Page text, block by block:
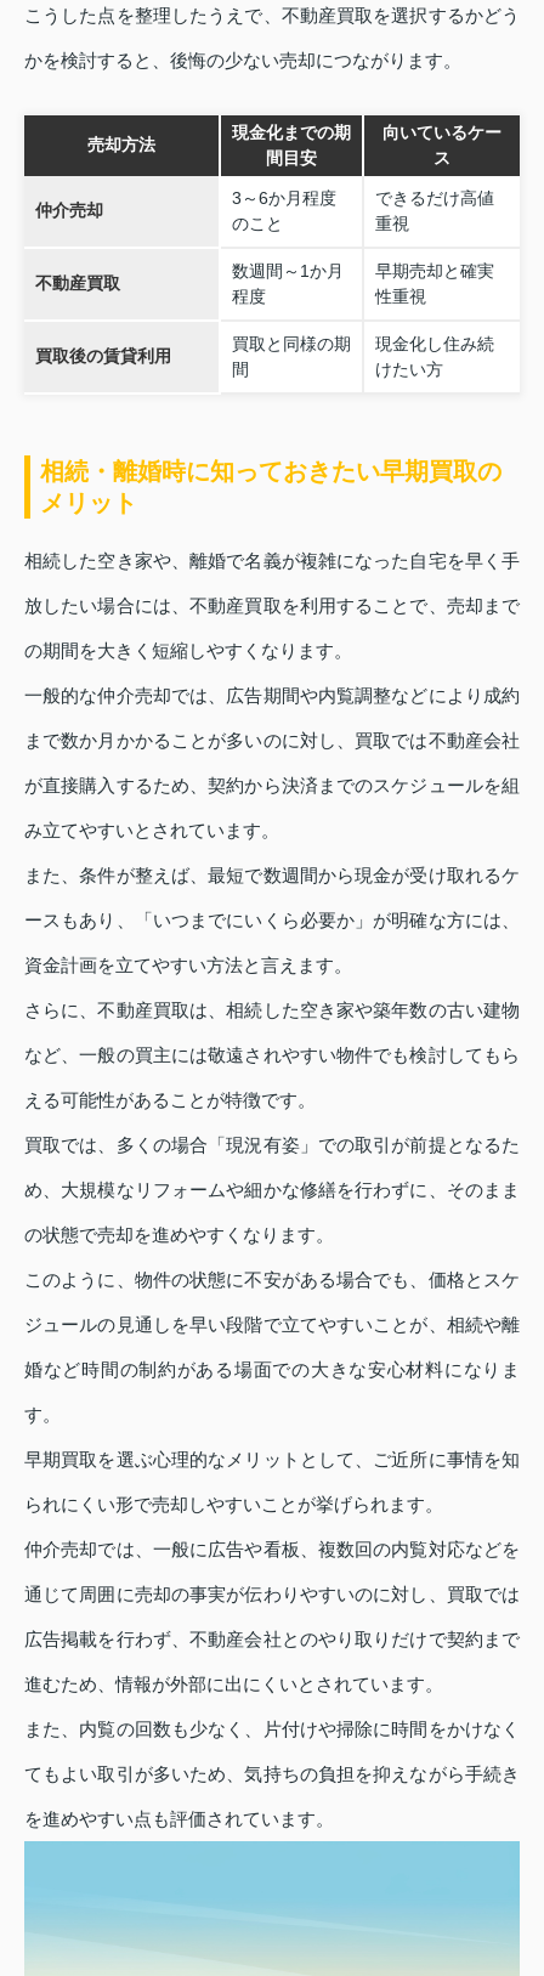
こうした点を整理したうえで、不動産買取を選択するかどう
かを検討すると、後悔の少ない売却につながります。
売却方法
現金化までの期
間目安
向いているケー
ス
仲介売却
3～6か月程度
のこと
できるだけ高値
重視
不動産買取
数週間～1か月
程度
早期売却と確実
性重視
買取後の賃貸利用
買取と同様の期
間
現金化し住み続
けたい方
相続・離婚時に知っておきたい早期買取の
メリット
相続した空き家や、離婚で名義が複雑になった自宅を早く手
放したい場合には、不動産買取を利用することで、売却まで
の期間を大きく短縮しやすくなります。
一般的な仲介売却では、広告期間や内覧調整などにより成約
まで数か月かかることが多いのに対し、買取では不動産会社
が直接購入するため、契約から決済までのスケジュールを組
み立てやすいとされています。
また、条件が整えば、最短で数週間から現金が受け取れるケ
ースもあり、「いつまでにいくら必要か」が明確な方には、
資金計画を立てやすい方法と言えます。
さらに、不動産買取は、相続した空き家や築年数の古い建物
など、一般の買主には敬遠されやすい物件でも検討してもら
える可能性があることが特徴です。
買取では、多くの場合「現況有姿」での取引が前提となるた
め、大規模なリフォームや細かな修繕を行わずに、そのまま
の状態で売却を進めやすくなります。
このように、物件の状態に不安がある場合でも、価格とスケ
ジュールの見通しを早い段階で立てやすいことが、相続や離
婚など時間の制約がある場面での大きな安心材料になりま
す。
早期買取を選ぶ心理的なメリットとして、ご近所に事情を知
られにくい形で売却しやすいことが挙げられます。
仲介売却では、一般に広告や看板、複数回の内覧対応などを
通じて周囲に売却の事実が伝わりやすいのに対し、買取では
広告掲載を行わず、不動産会社とのやり取りだけで契約まで
進むため、情報が外部に出にくいとされています。
また、内覧の回数も少なく、片付けや掃除に時間をかけなく
てもよい取引が多いため、気持ちの負担を抑えながら手続き
を進めやすい点も評価されています。